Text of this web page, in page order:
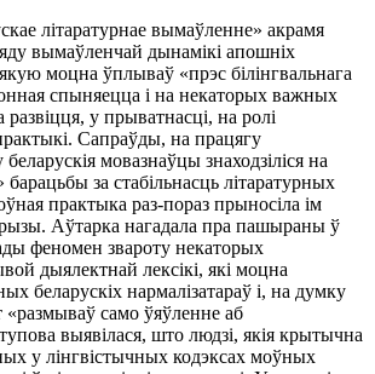
літаратурнае вымаўленне» акрамя
вымаўленчай дынамікі апошніх
якую моцна ўплываў «прэс білінгвальнага
спыняецца і на некаторых важных
развіцця, у прыватнасці, на ролі
Сапраўды, на працягу
мовазнаўцы знаходзіліся на
за стабільнасць літаратурных
практыка раз-пораз прыносіла ім
Аўтарка нагадала пра пашыраны ў
феномен звароту некаторых
дыялектнай лексікі, які моцна
беларускіх нармалізатараў і, на думку
само ўяўленне аб
выявілася, што людзі, якія крытычна
у лінгвістычных кодэксах моўных